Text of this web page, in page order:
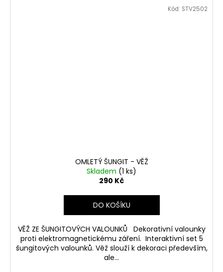
OMLETÝ ŠUNGIT - VĚŽ
Skladem (1 ks)
290 Kč
DO KOŠÍKU
VĚŽ ZE ŠUNGITOVÝCH VALOUNKŮ Dekorativní valounky
proti elektromagnetickému záření. Interaktivní set 5
šungitových valounků. Věž slouží k dekoraci především,
ale...
Kód: STV2502